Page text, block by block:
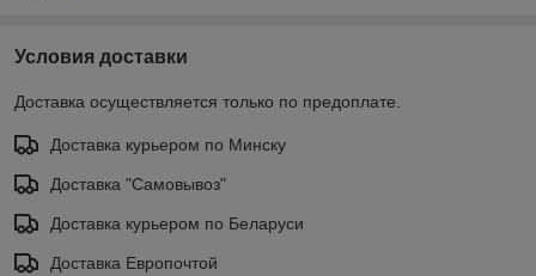
Условия доставки
Доставка осуществляется только по предоплате.
Доставка курьером по Минску
Доставка "Самовывоз"
Доставка курьером по Беларуси
Доставка Европочтой